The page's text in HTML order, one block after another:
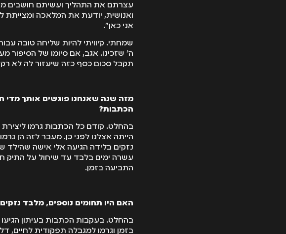
עצרתם את התהליך ועשיתם חושבים
ואנושית, יודעת את המלאכה ומצייתת
אני כאן".
שמחתי. קיוויתי להיות שליחה טובה
ה' שזכינו. אגב, אם סיומו של הסיפור
תקבל סכום כסף כזה שיעזור לה לא
מזה שנה שאנחנו פוגשים אותך מדי
הכתבות?
בהחלט. קודם כל הכתבות גרמו
הייתה אצלנו לפני כן. מעבר לזה הן
נזקים בלידה הגיעה אלי אישה שהילד
עשרה ימים בלבד עד שיחול על התיק
התביעה בזמן.
האם היו תחומים נוספים, מלבד
בהחלט. בעקבות הכתבות בעיתון
בזמן וגרמו למגבלה תפקודית לחיים,